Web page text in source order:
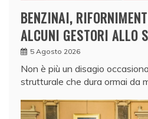
BENZINAI,
ALCUNI GESTORI ALLO
5 Agosto 2026
Non è più un disagio
strutturale che dura ormai da